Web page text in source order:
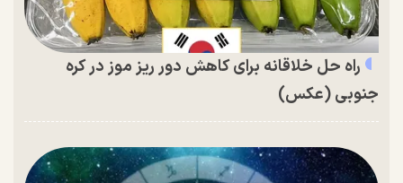
راه حل خلاقانه برای کاهش دور ریز موز در کره
جنوبی (عکس)